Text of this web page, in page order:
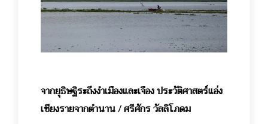
จากยุธิษฐิระถึงงำเมืองและเจือง ประวัติศาสตร์แอ่ง
เชียงรายจากตำนาน / ศรีศักร วัลลิโภดม